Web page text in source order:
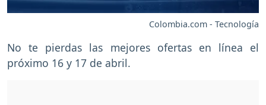
Colombia.com - Tecnología
No te pierdas las mejores ofertas en línea el
próximo 16 y 17 de abril.